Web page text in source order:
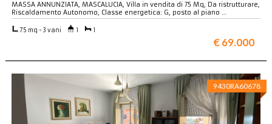
MASSA ANNUNZIATA, MASCALUCIA, Villa in vendita di 75 Mq, Da ristrutturare,
Riscaldamento Autonomo, Classe energetica: G, posto al piano …
75 mq - 3 vani 1 1
€ 69.000
9430RA60678